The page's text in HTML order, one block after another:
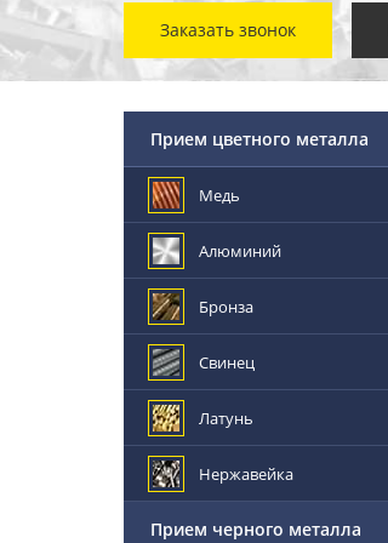
Заказать звонок
Прием цветного металла
Медь
Алюминий
Бронза
Свинец
Латунь
Нержавейка
Прием черного металла